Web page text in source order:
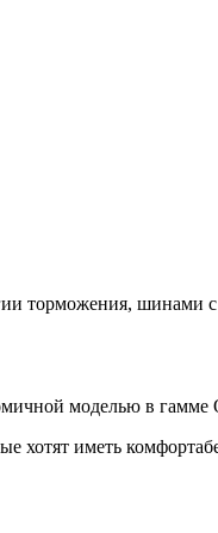
торможения, шинами
моделью в гамме
хотят иметь